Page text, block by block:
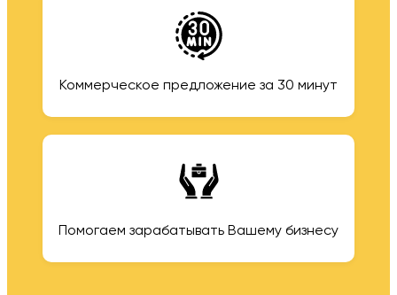
Коммерческое предложение за 30 минут
Помогаем зарабатывать Вашему бизнесу